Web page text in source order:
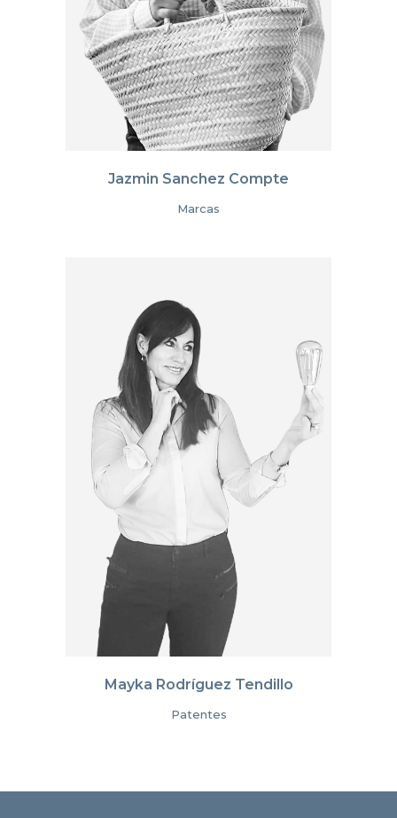
Jazmin Sanchez Compte
Marcas
Mayka Rodríguez Tendillo
Patentes